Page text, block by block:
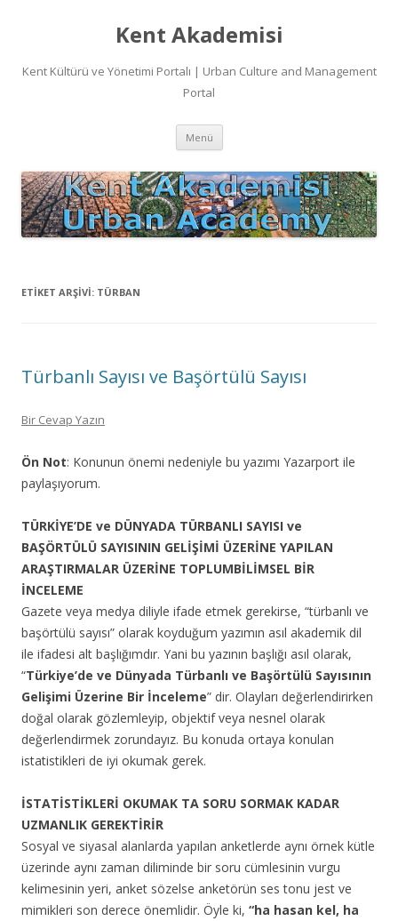
Kent Akademisi
Kent Kültürü ve Yönetimi Portalı | Urban Culture and Management
Portal
Menü İçeriğe
ETIKET ARŞIVI: TÜRBAN
Türbanlı Sayısı ve Başörtülü Sayısı
Bir Cevap Yazın
Ön Not: Konunun önemi nedeniyle bu yazımı Yazarport ile
paylaşıyorum.
TÜRKİYE’DE ve DÜNYADA TÜRBANLI SAYISI ve
BAŞÖRTÜLÜ SAYISININ GELİŞİMİ ÜZERİNE YAPILAN
ARAŞTIRMALAR ÜZERİNE TOPLUMBİLİMSEL BİR
İNCELEME
Gazete veya medya diliyle ifade etmek gerekirse, “türbanlı ve
başörtülü sayısı” olarak koyduğum yazımın asıl akademik dil
ile ifadesi alt başlığımdır. Yani bu yazının başlığı asıl olarak,
“Türkiye’de ve Dünyada Türbanlı ve Başörtülü Sayısının
Gelişimi Üzerine Bir İnceleme” dir. Olayları değerlendirirken
doğal olarak gözlemleyip, objektif veya nesnel olarak
değerlendirmek zorundayız. Bu konuda ortaya konulan
istatistikleri de iyi okumak gerek.
İSTATİSTİKLERİ OKUMAK TA SORU SORMAK KADAR
UZMANLIK GEREKTİRİR
Sosyal ve siyasal alanlarda yapılan anketlerde aynı örnek kütle
üzerinde aynı zaman diliminde bir soru cümlesinin vurgu
kelimesinin yeri, anket sözelse anketörün ses tonu jest ve
mimikleri son derece önemlidir. Öyle ki, “ha hasan kel, ha